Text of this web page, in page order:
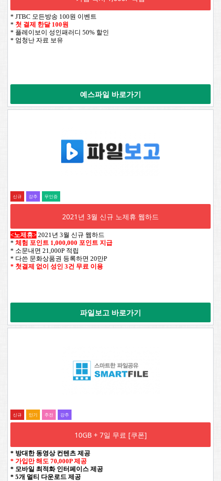
* JTBC 모든방송 100원 이벤트
* 첫 결제 한달 100원
* 플레이보이 성인패러디 50% 할인
* 엄청난 자료 보유
예스파일 바로가기
신규 강추 무인증
2021년 3월 신규 노제휴 웹하드
<노제휴> 2021년 3월 신규 웹하드
* 체험 포인트 1,000,000 포인트 지급
* 소문내면 21,000P 적립
* 다쓴 문화상품권 등록하면 20만P
* 첫결제 없이 성인 3건 무료 이용
파일보고 바로가기
신규 인기 추전 강추
10GB + 7일 무료 [쿠폰]
* 방대한 동영상 컨텐츠 제공
* 가입만 해도 70,000P 제공
* 모바일 최적화 인터페이스 제공
* 5개 멀티 다운로드 제공